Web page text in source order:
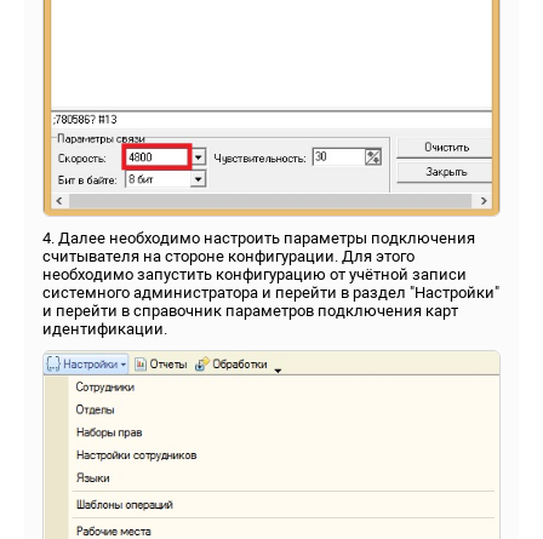
4. Далее необходимо настроить параметры подключения
считывателя на стороне конфигурации. Для этого
необходимо запустить конфигурацию от учётной записи
системного администратора и перейти в раздел "Настройки"
и перейти в справочник параметров подключения карт
идентификации.